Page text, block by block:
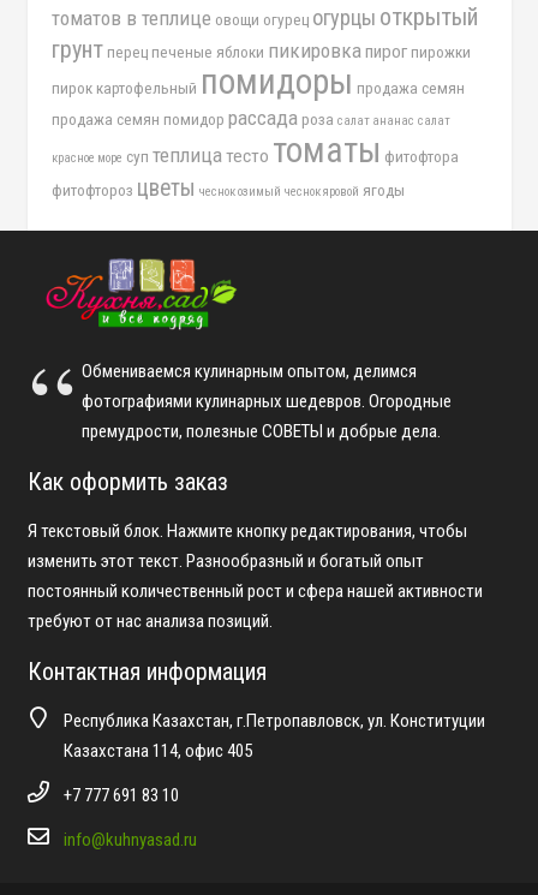
томатов в теплице овощи огурец огурцы открытый
грунт перец печеные яблоки пикировка пирог пирожки
пирок картофельный помидоры продажа семян
продажа семян помидор рассада роза салат ананас салат
красное море суп теплица тесто томаты фитофтора
фитофтороз цветы чеснок озимый чеснок яровой ягоды
Обмениваемся кулинарным опытом, делимся
фотографиями кулинарных шедевров. Огородные
премудрости, полезные СОВЕТЫ и добрые дела.
Как оформить заказ
Я текстовый блок. Нажмите кнопку редактирования, чтобы
изменить этот текст. Разнообразный и богатый опыт
постоянный количественный рост и сфера нашей активности
требуют от нас анализа позиций.
Контактная информация
Республика Казахстан, г.Петропавловск, ул. Конституции
Казахстана 114, офис 405
+7 777 691 83 10
info@kuhnyasad.ru